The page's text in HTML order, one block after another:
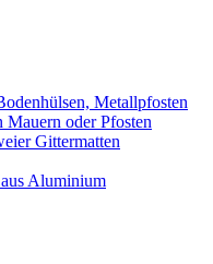
Metallpfosten
Mauern oder Pfosten
Gittermatten
Aluminium